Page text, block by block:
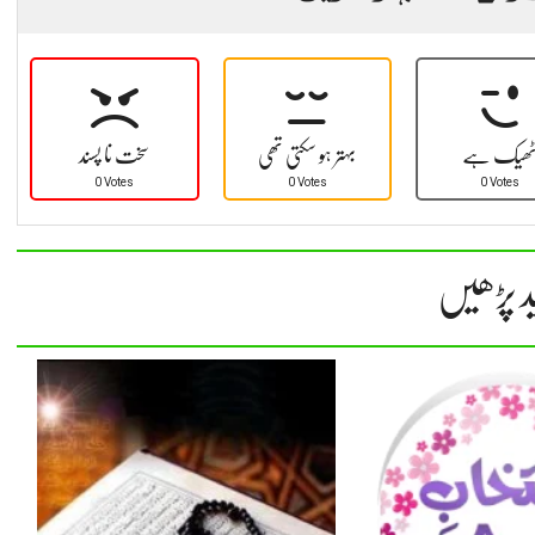
سخت نا پسند
0 Votes
بہتر ہو سکتی تھی
0 Votes
ہے
0 Votes
پڑھیں